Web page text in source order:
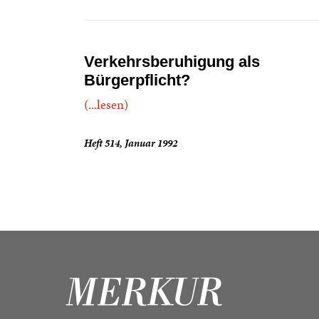
Verkehrsberuhigung als
Bürgerpflicht?
(...lesen)
Heft 514, Januar 1992